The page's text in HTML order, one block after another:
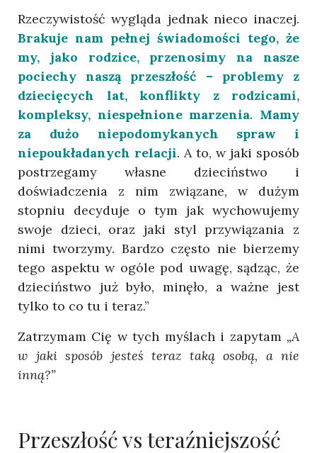
Rzeczywistość wygląda jednak nieco inaczej.
Brakuje nam pełnej świadomości tego, że
my, jako rodzice, przenosimy na nasze
pociechy naszą przeszłość – problemy z
dziecięcych lat, konflikty z rodzicami,
kompleksy, niespełnione marzenia. Mamy
za dużo niepodomykanych spraw i
niepoukładanych relacji. A to, w jaki sposób
postrzegamy własne dzieciństwo i
doświadczenia z nim związane, w dużym
stopniu decyduje o tym jak wychowujemy
swoje dzieci, oraz jaki styl przywiązania z
nimi tworzymy. Bardzo często nie bierzemy
tego aspektu w ogóle pod uwagę, sądząc, że
dzieciństwo już było, minęło, a ważne jest
tylko to co tu i teraz.”
Zatrzymam Cię w tych myślach i zapytam„A
w jaki sposób jesteś teraz taką osobą, a nie
inną?”
Przeszłość vs teraźniejszość